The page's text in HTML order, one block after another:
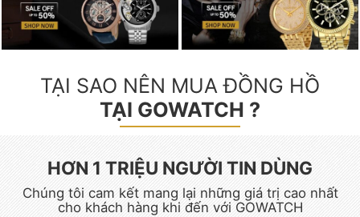
TẠI SAO NÊN MUA ĐỒNG HỒ
TẠI GOWATCH ?
HƠN 1 TRIỆU NGƯỜI TIN DÙNG
Chúng tôi cam kết mang lại những giá trị cao nhất
cho khách hàng khi đến với GOWATCH